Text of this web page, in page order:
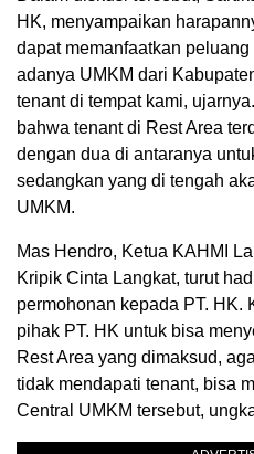
HK, menyampaikan
dapat memanfaatkan
adanya UMKM dari
tenant di tempat kami,
bahwa tenant di Rest Area
dengan dua di antaranya
sedangkan yang di tengah
UMKM.
Mas Hendro, Ketua KAHMI
Kripik Cinta Langkat, turut
permohonan kepada PT. HK.
pihak PT. HK untuk bisa
Rest Area yang dimaksud,
tidak mendapati tenant, bisa
Central UMKM tersebut,